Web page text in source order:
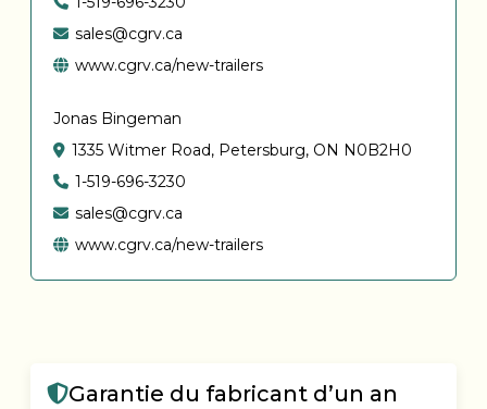
sales@cgrv.ca
www.cgrv.ca/new-trailers
Jonas Bingeman
1335 Witmer Road, Petersburg, ON N0B2H0
1-519-696-3230
sales@cgrv.ca
www.cgrv.ca/new-trailers
Garantie du fabricant d’un an